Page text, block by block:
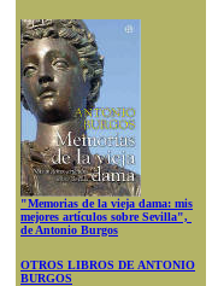
"Memorias de la vieja dama: mis
mejores artículos sobre Sevilla",
de Antonio Burgos
OTROS LIBROS DE ANTONIO
BURGOS